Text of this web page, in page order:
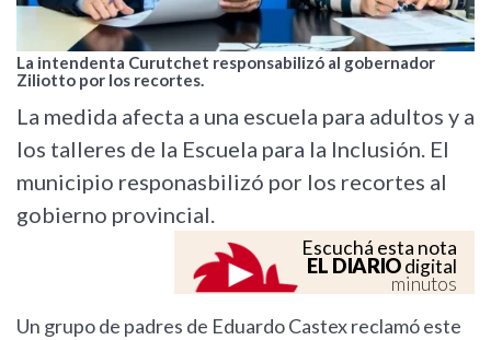
La intendenta Curutchet responsabilizó al gobernador
Ziliotto por los recortes.
La medida afecta a una escuela para adultos y a
los talleres de la Escuela para la Inclusión. El
municipio responasbilizó por los recortes al
gobierno provincial.
Escuchá esta nota
EL DIARIOdigital
minutos
Un grupo de padres de Eduardo Castex reclamó este